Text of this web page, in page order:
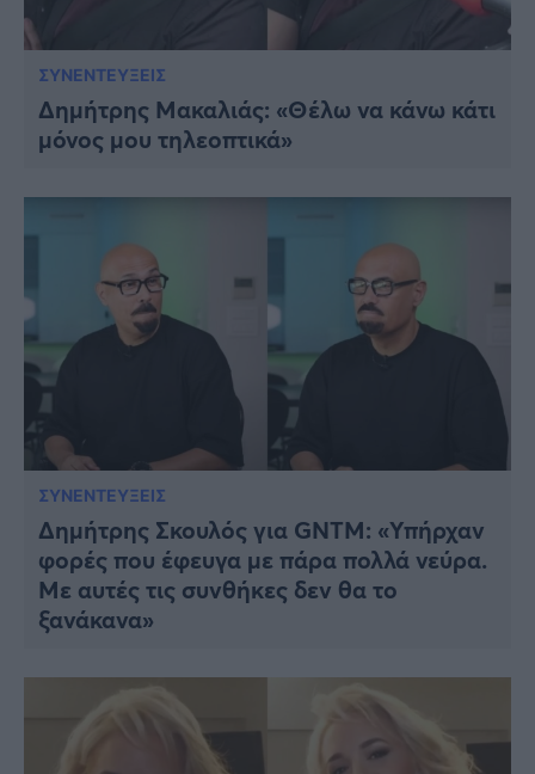
ΣΥΝΕΝΤΕΥΞΕΙΣ
Δημήτρης Μακαλιάς: «Θέλω να κάνω κάτι
μόνος μου τηλεοπτικά»
ΣΥΝΕΝΤΕΥΞΕΙΣ
Δημήτρης Σκουλός για GNTM: «Υπήρχαν
φορές που έφευγα με πάρα πολλά νεύρα.
Με αυτές τις συνθήκες δεν θα το
ξανάκανα»